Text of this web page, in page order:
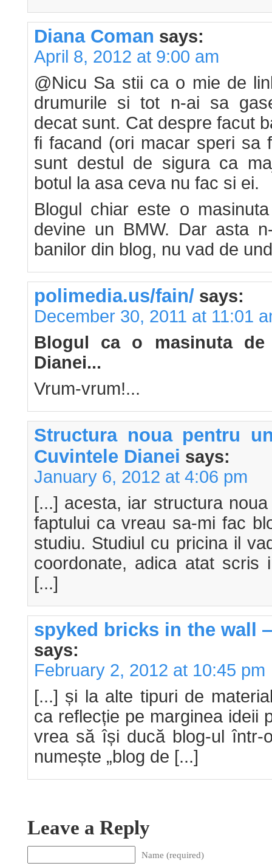
Diana Coman says:
April 8, 2012 at 9:00 am
@Nicu Sa stii ca o mie de
drumurile si tot n-ai sa
decat sunt. Cat despre facut
fi facand (ori macar speri sa
sunt destul de sigura ca
botul la asa ceva nu fac si ei.
Blogul chiar este o
devine un BMW. Dar asta
banilor din blog, nu vad de
polimedia.us/fain/ says:
December 30, 2011 at 11:01
Blogul ca o masinuta
Dianei...
Vrum-vrum!...
Structura noua pentru
Cuvintele Dianei says:
January 6, 2012 at 4:06 pm
[...] acesta, iar structura
faptului ca vreau sa-mi fac
studiu. Studiul cu pricina il
coordonate, adica atat scris
[...]
spyked bricks in the wall
says:
February 2, 2012 at 10:45 pm
[...] și la alte tipuri de
ca reflecție pe marginea ideii
vrea să își ducă blog-ul într-
numește „blog de [...]
Leave a Reply
Name (required)